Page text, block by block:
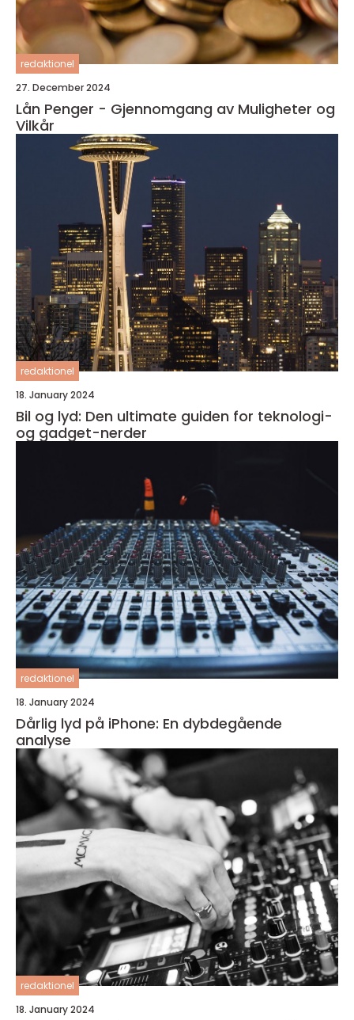
redaktionel
27. December 2024
Lån Penger - Gjennomgang av Muligheter og
Vilkår
redaktionel
18. January 2024
Bil og lyd: Den ultimate guiden for teknologi-
og gadget-nerder
redaktionel
18. January 2024
Dårlig lyd på iPhone: En dybdegående
analyse
redaktionel
18. January 2024